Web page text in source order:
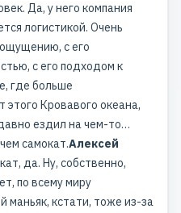
Да, у него компания
логистикой. Очень
с его
с его подходом к
где больше
Кровавого океана,
ездил на чем-то…
самокат.Алексей
да. Ну, собственно,
по всему миру
маньяк, кстати, тоже из-за